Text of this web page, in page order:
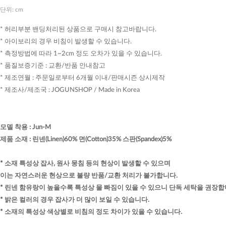
단위: cm
* 허리부분 밴딩처리된 상품으로 구매시 참고바랍니다.
* 아이보리의 경우 비침이 발생할 수 있습니다.
* 측정방법에 따라 1~2cm 정도 오차가 있을 수 있습니다.
* 품질보증기준 : 교환/반품 안내참고
* 제조연월 : 주문일로부터 6개월 이내/판매시즌 상시제작
* 제조사/제조국 : JOGUNSHOP / Made in Korea
모델 착용 : Jun-M
제품 소재 : 린넨(Linen)60% 면(Cotton)35% 스판(Spandex)5%
* 소재 특성상 잡사, 원사 뭉침 등의 현상이 발생할 수 있으며
이는 자연스러운 현상으로 불량 반품/교환 처리가 불가합니다.
* 린넨 함유랑이 높을수록 특성상 물 빠짐이 있을 수 있으니 단독 세탁을 권장합
* 밝은 컬러의 경우 잡사가 더 많이 보일 수 있습니다.
* 소재의 특성상 색상별로 비침의 정도 차이가 있을 수 있습니다.